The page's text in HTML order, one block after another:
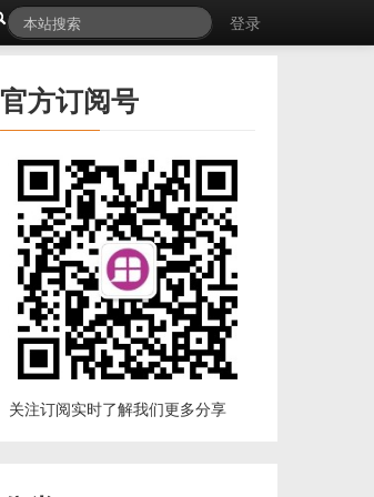
登录
官方订阅号
关注订阅实时了解我们更多分享